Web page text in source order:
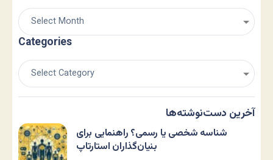
Categories
آخرین دست‌نوشته‌ها
شناسه شخصی یا رسمی؟ راهنمایی برای
بنیان‌گذاران استارتاپ